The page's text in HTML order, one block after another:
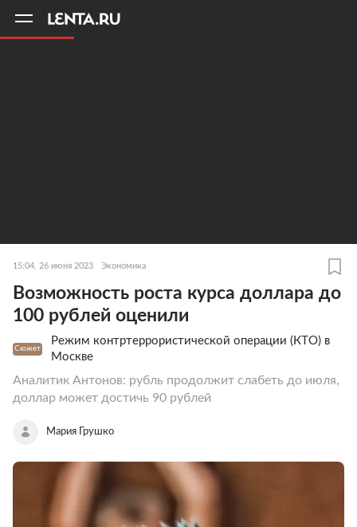
15:04, 26 июня 2023 Экономика
Возможность роста курса доллара до
100 рублей оценили
Сюжет
Режим контртеррористической операции (КТО) в
Москве
Аналитик Антонов: рубль продолжит слабеть до июля,
доллар может достичь 90 рублей
Мария Грушко